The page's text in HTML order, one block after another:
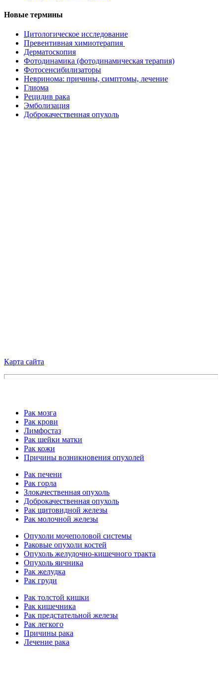
Новые термины
Цитологическое исследование
Превентивная химиотерапия
Дерматоскопия
Фотодинамика (фотодинамическая терапия)
Фотосенсибилизаторы
Невринома: причины, симптомы, лечение
Глиома
Рецидив рака
Эмболизация
Доброкачественная опухоль
Карта сайта
Рак мозга
Рак крови
Лимфостаз
Рак шейки матки
Рак кожи
Причины возникновения опухолей
Рак печени
Рак горла
Злокачественная опухоль
Доброкачественная опухоль
Рак щитовидной железы
Рак молочной железы
Опухоли мочеполовой системы
Раковые опухоли костей
Опухоль желудочно-кишечного тракта
Опухоль яичника
Рак желудка
Рак груди
Рак толстой кишки
Рак кишечника
Рак предстательной железы
Рак легкого
Причины рака
Лечение рака